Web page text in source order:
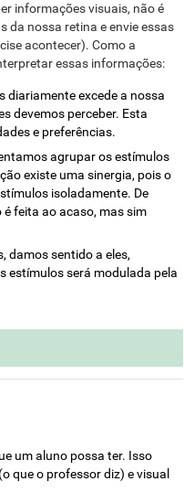
informações visuais, não é
da nossa retina e envie essas
acontecer). Como a
essas informações:
diariamente excede a nossa
devemos perceber. Esta
e preferências.
agrupar os estímulos
existe uma sinergia, pois o
isoladamente. De
feita ao acaso, mas sim
damos sentido a eles,
estímulos será modulada pela
um aluno possa ter. Isso
que o professor diz) e visual